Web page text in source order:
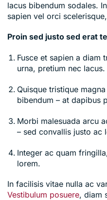
lacus bibendum sodales.
sapien vel orci
Proin sed justo sed erat
Fusce et sapien a diam
urna, pretium nec lacus.
Quisque tristique
bibendum – at dapibus
Morbi malesuada arcu
– sed convallis justo ac
Integer ac quam
lorem.
In facilisis vitae nulla ac
Vestibulum posuere, diam